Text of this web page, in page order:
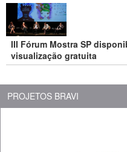
III Fórum Mostra SP
visualização gratuita
PROJETOS BRAVI